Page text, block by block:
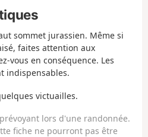
sommet jurassien. Même si
faites attention aux
vous en conséquence. Les
indispensables.
victuailles.
lors d'une randonnée.
fiche ne pourront pas être